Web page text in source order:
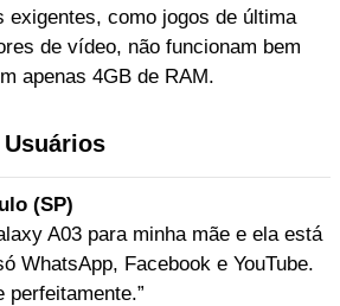
exigentes, como jogos de última
de vídeo, não funcionam bem
apenas 4GB de RAM.
(SP)
A03 para minha mãe e ela está
WhatsApp, Facebook e YouTube.
perfeitamente.”